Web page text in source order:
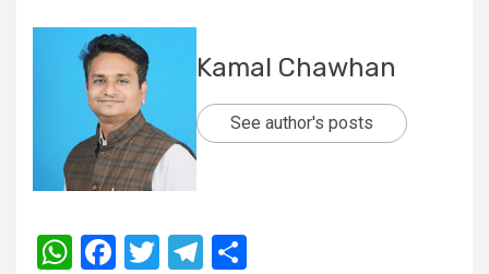
Kamal Chawhan
See author's posts
WhatsApp
Facebook
TwitterTelegram